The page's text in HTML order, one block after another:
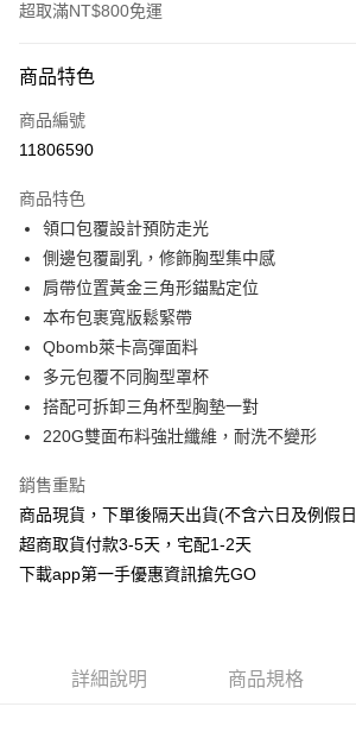
超取滿NT$800免運
信用卡一次付款
信用卡分期付款
合作金庫商業銀行
華南商業銀行
上海商業儲蓄銀行
國泰世華商業銀行
臺灣中小企業銀行
匯豐（台灣）商業銀行
聯邦商業銀行
元大商業銀行
玉山商業銀行
台新國際商業銀行
中國信託
6 期 0 利率 每期
華南商業銀行
上海商業儲蓄銀行
國泰世華商業銀行
臺灣中小企業銀行
匯豐（台灣）商業銀行
聯邦商業銀行
元大商業銀行
玉山商業銀行
星展（台
台灣樂天信用卡公司
超商取貨付款
LINE Pay
Apple Pay
街口支付
悠遊付
【關於「AFTEE先享後付」】
AFTEE先享後付是「在收到商品之後才付款」的支
便利好安心！
【「AFTEE先享後付」結帳流程】
ATM付款
每筆NT$100，滿NT$800(含以上)免運費
商品特色
商品編號
11806590
商品特色
領口包覆設計預防走光
側邊包覆副乳，修飾胸型集中感
肩帶位置黃金三角形錨點定位
本布包裹寬版鬆緊帶
Qbomb萊卡高彈面料
多元包覆不同胸型罩杯
搭配可拆卸三角杯型胸墊一對
220G雙面布料強壯纖維，耐洗不變形
銷售重點
商品現貨，下單後隔天出貨(不含六日及例假
超商取貨付款3-5天，宅配1-2天
下載app第一手優惠資訊搶先GO
詳細說明 商品規格